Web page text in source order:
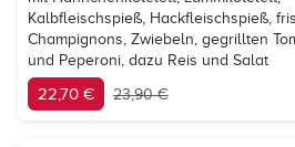
Kalbfleischspieß, Hackfleischspieß,
Champignons, Zwiebeln, gegrillten
und Peperoni, dazu Reis und Salat
22,70 € 23,90 €